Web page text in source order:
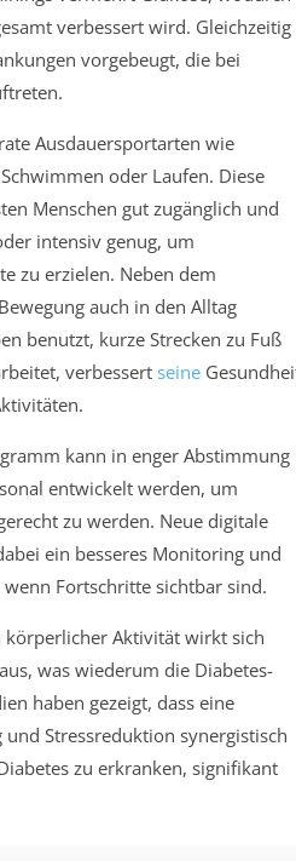
verbessert wird. Gleichzeitig
vorgebeugt, die bei
Ausdauersportarten wie
oder Laufen. Diese
Menschen gut zugänglich und
intensiv genug, um
zu erzielen. Neben dem
auch in den Alltag
benutzt, kurze Strecken zu Fuß
verbessert seine
kann in enger Abstimmung
entwickelt werden, um
zu werden. Neue digitale
ein besseres Monitoring und
Fortschritte sichtbar sind.
körperlicher Aktivität wirkt sich
was wiederum die Diabetes-
haben gezeigt, dass eine
Stressreduktion synergistisch
zu erkranken, signifikant